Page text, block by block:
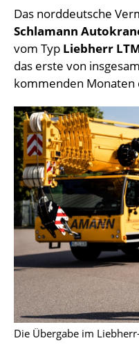
Das norddeutsche
Schlamann
vom Typ Liebherr
das erste von
kommenden
Die Übergabe im